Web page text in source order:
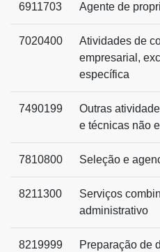
6911703 Agente de
7020400
Atividades de
empresarial,
específica
7490199
Outras
e técnicas não
7810800 Seleção e
8211300
Serviços
administrativo
8219999
Preparação de